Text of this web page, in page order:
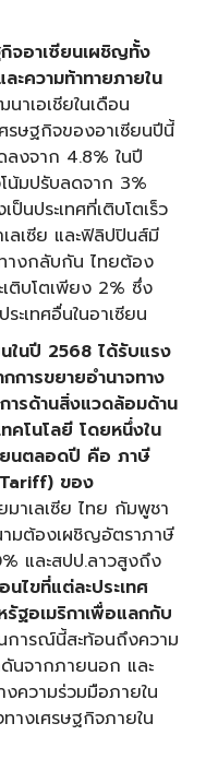
จอาเซียนเผชิญทั้ง
ะความท้าทายภายใน
าเอเชียในเดือน
รษฐกิจของอาเซียนปีนี้
งจาก 4.8% ในปี
น้มปรับลดจาก 3%
นประเทศที่เติบโตเร็ว
ลเซีย และฟิลิปปินส์มี
างกลับกัน ไทยต้อง
ติบโตเพียง 2% ซึ่ง
ะเทศอื่นในอาเซียน
ในปี 2568 ได้รับแรง
การขยายอำนาจทาง
ารด้านสิ่งแวดล้อมด้าน
คโนโลยี โดยหนึ่งใน
ยนตลอดปี คือ ภาษี
ของ
มาเลเซีย ไทย กัมพูชา
มต้องเผชิญอัตราภาษี
และสปป.ลาวสูงถึง
ไขที่แต่ละประเทศ
ฐอเมริกาเพื่อแลกกับ
การณ์นี้สะท้อนถึงความ
นจากภายนอก และ
ความร่วมมือภายใน
างเศรษฐกิจภายใน